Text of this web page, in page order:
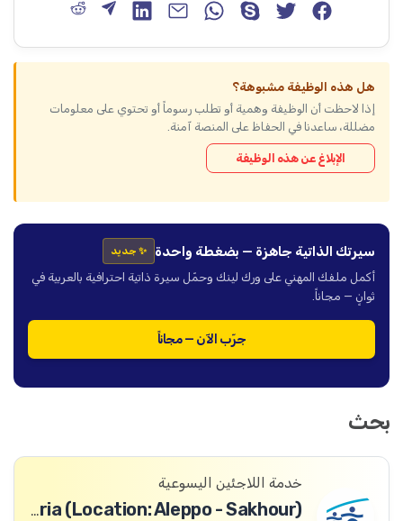
هل هذه الوظيفة مشبوهة؟
إذا لاحظت أن الوظيفة وهمية أو تطلب رسوماً أو تحتوي على معلومات
مضللة، ساعدنا في الحفاظ على المنصة آمنة.
الإبلاغ عن هذه الوظيفة
سيرتك الذاتية جاهزة — بضغطة واحدة ✨ جديد
أكمل ملفك المهني على ورك لينك وحمّل سيرة ذاتية احترافية بالعربية في
ثوانٍ — مجاناً.
جرّب الآن — مجاناً
بحث
خدمة اللاجئين اليسوعية
PSS Worker - JRS Syria (Location: Aleppo - Sakhour)